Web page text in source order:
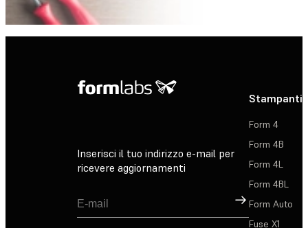
Inserisci il tuo indirizzo e-mail per
ricevere aggiornamenti
Registrati
Stampanti
Form 4
Form 4B
Form 4L
Form 4BL
Form Auto
Fuse X1